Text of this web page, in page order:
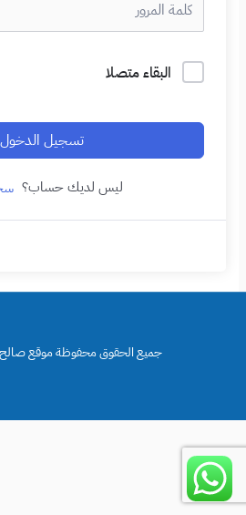
البقاء متصلا
تسجيل الدخول
ليس لديك حساب؟
جميع الحقوق محفوظة موقع صالح